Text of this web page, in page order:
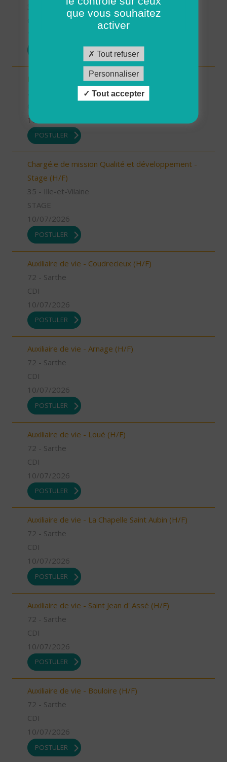
35 - Ille-et-Vilaine
Infirmier référent (H/F)
10/07/2026
POSTULER
Chargé.e de mission Qualité et développement -
Stage (H/F)
35 - Ille-et-Vilaine
STAGE
10/07/2026
POSTULER
Auxiliaire de vie - Coudrecieux (H/F)
72 - Sarthe
CDI
10/07/2026
POSTULER
Auxiliaire de vie - Arnage (H/F)
72 - Sarthe
CDI
10/07/2026
POSTULER
Auxiliaire de vie - Loué (H/F)
72 - Sarthe
CDI
10/07/2026
POSTULER
Auxiliaire de vie - La Chapelle Saint Aubin (H/F)
72 - Sarthe
CDI
10/07/2026
POSTULER
Auxiliaire de vie - Saint Jean d' Assé (H/F)
72 - Sarthe
CDI
10/07/2026
POSTULER
Auxiliaire de vie - Bouloire (H/F)
72 - Sarthe
CDI
10/07/2026
POSTULER
que vous souhaitez
activer
Tout refuser
Personnaliser
Tout accepter